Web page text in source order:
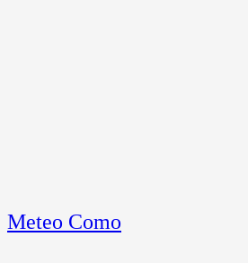
Meteo Como